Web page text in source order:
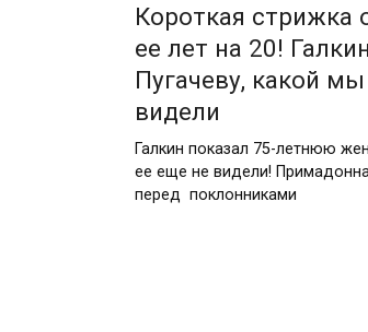
Короткая стрижка
ее лет на 20!
Пугачеву, какой
видели
Галкин показал 75-летнюю
ее еще не видели!
перед поклонниками